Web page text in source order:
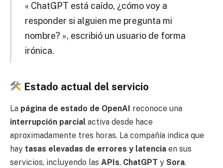
« ChatGPT está caído, ¿cómo voy a
responder si alguien me pregunta mi
nombre? », escribió un usuario de forma
irónica.
Estado actual del servicio
La página de estado de OpenAI reconoce una
interrupción parcial activa desde hace
aproximadamente tres horas. La compañía indica que
hay tasas elevadas de errores y latencia en sus
servicios, incluyendo las APIs, ChatGPT y Sora.